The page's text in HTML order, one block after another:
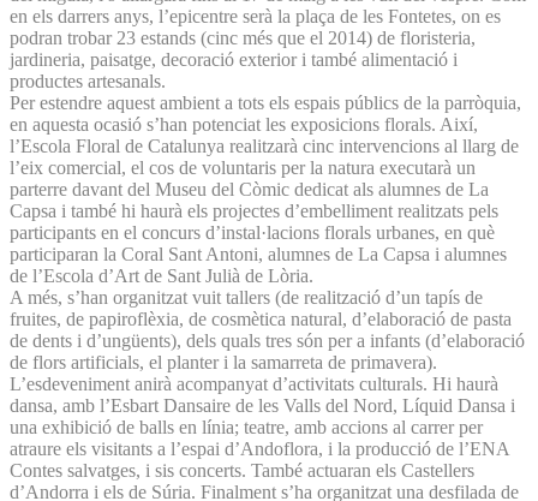
en els darrers anys, l’epicentre serà la plaça de les Fontetes, on es
podran trobar 23 estands (cinc més que el 2014) de floristeria,
jardineria, paisatge, decoració exterior i també alimentació i
productes artesanals.
Per estendre aquest ambient a tots els espais públics de la parròquia,
en aquesta ocasió s’han potenciat les exposicions florals. Així,
l’Escola Floral de Catalunya realitzarà cinc intervencions al llarg de
l’eix comercial, el cos de voluntaris per la natura executarà un
parterre davant del Museu del Còmic dedicat als alumnes de La
Capsa i també hi haurà els projectes d’embelliment realitzats pels
participants en el concurs d’instal·lacions florals urbanes, en què
participaran la Coral Sant Antoni, alumnes de La Capsa i alumnes
de l’Escola d’Art de Sant Julià de Lòria.
A més, s’han organitzat vuit tallers (de realització d’un tapís de
fruites, de papiroflèxia, de cosmètica natural, d’elaboració de pasta
de dents i d’ungüents), dels quals tres són per a infants (d’elaboració
de flors artificials, el planter i la samarreta de primavera).
L’esdeveniment anirà acompanyat d’activitats culturals. Hi haurà
dansa, amb l’Esbart Dansaire de les Valls del Nord, Líquid Dansa i
una exhibició de balls en línia; teatre, amb accions al carrer per
atraure els visitants a l’espai d’Andoflora, i la producció de l’ENA
Contes salvatges, i sis concerts. També actuaran els Castellers
d’Andorra i els de Súria. Finalment s’ha organitzat una desfilada de